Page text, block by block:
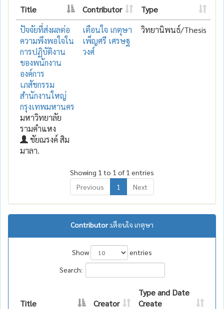
Title Contributor
Type
ปัจจัยที่ส่งผลต่อ
ความพึงพอใจใน
การปฏิบัติงาน
ของพนักงาน
องค์การ
เภสัชกรรม
สำนักงานใหญ่
กรุงเทพมหานคร
มหาวิทยาลัย
รามคำแหง
ชัยณรงค์ สิม
มาลา.
เตือนใจ เกตุษา
เพ็ญศรี เศรษฐ
วงศ์
วิทยานิพนธ์/Thesis
Showing 1 to 1 of 1 entries
Previous
1 Next
Contributor :เตือนใจ เกตุษา
Show
entries
Search:
Title Creator
Type and Date
Create